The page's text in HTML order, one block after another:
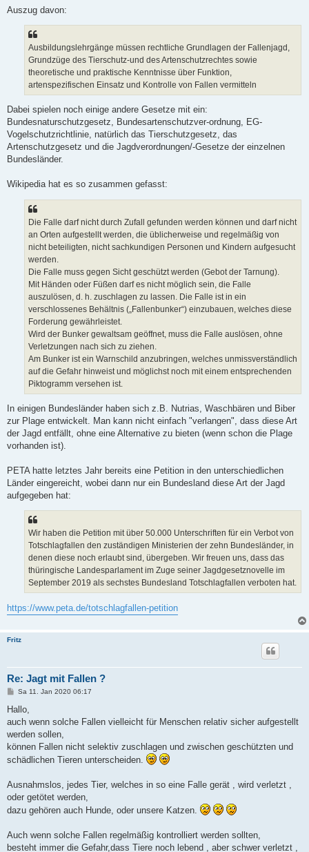
Auszug davon:
Ausbildungslehrgänge müssen rechtliche Grundlagen der Fallenjagd,
Grundzüge des Tierschutz-und des Artenschutzrechtes sowie
theoretische und praktische Kenntnisse über Funktion,
artenspezifischen Einsatz und Kontrolle von Fallen vermitteln
Dabei spielen noch einige andere Gesetze mit ein:
Bundesnaturschutzgesetz, Bundesartenschutzver-ordnung, EG-
Vogelschutzrichtlinie, natürlich das Tierschutzgesetz, das
Artenschutzgesetz und die Jagdverordnungen/-Gesetze der einzelnen
Bundesländer.
Wikipedia hat es so zusammen gefasst:
Die Falle darf nicht durch Zufall gefunden werden können und darf nicht
an Orten aufgestellt werden, die üblicherweise und regelmäßig von
nicht beteiligten, nicht sachkundigen Personen und Kindern aufgesucht
werden.
Die Falle muss gegen Sicht geschützt werden (Gebot der Tarnung).
Mit Händen oder Füßen darf es nicht möglich sein, die Falle
auszulösen, d. h. zuschlagen zu lassen. Die Falle ist in ein
verschlossenes Behältnis („Fallenbunker“) einzubauen, welches diese
Forderung gewährleistet.
Wird der Bunker gewaltsam geöffnet, muss die Falle auslösen, ohne
Verletzungen nach sich zu ziehen.
Am Bunker ist ein Warnschild anzubringen, welches unmissverständlich
auf die Gefahr hinweist und möglichst noch mit einem entsprechenden
Piktogramm versehen ist.
In einigen Bundesländer haben sich z.B. Nutrias, Waschbären und Biber
zur Plage entwickelt. Man kann nicht einfach "verlangen", dass diese Art
der Jagd entfällt, ohne eine Alternative zu bieten (wenn schon die Plage
vorhanden ist).
PETA hatte letztes Jahr bereits eine Petition in den unterschiedlichen
Länder eingereicht, wobei dann nur ein Bundesland diese Art der Jagd
aufgegeben hat:
Wir haben die Petition mit über 50.000 Unterschriften für ein Verbot von
Totschlagfallen den zuständigen Ministerien der zehn Bundesländer, in
denen diese noch erlaubt sind, übergeben. Wir freuen uns, dass das
thüringische Landesparlament im Zuge seiner Jagdgesetznovelle im
September 2019 als sechstes Bundesland Totschlagfallen verboten hat.
https://www.peta.de/totschlagfallen-petition
Fritz
Re: Jagt mit Fallen ?
B
i
r
a
Sa 11. Jan 2020 06:17
Hallo,
auch wenn solche Fallen vielleicht für Menschen relativ sicher aufgestellt
werden sollen,
können Fallen nicht selektiv zuschlagen und zwischen geschützten und
schädlichen Tieren unterscheiden.
Ausnahmslos, jedes Tier, welches in so eine Falle gerät , wird verletzt ,
oder getötet werden,
dazu gehören auch Hunde, oder unsere Katzen.
Auch wenn solche Fallen regelmäßig kontrolliert werden sollten,
besteht immer die Gefahr,dass Tiere noch lebend , aber schwer verletzt ,